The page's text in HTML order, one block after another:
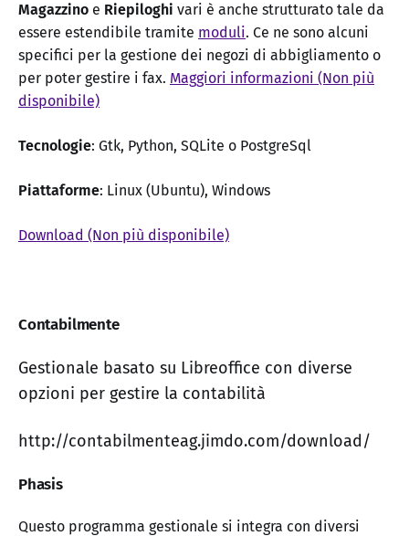
Magazzino e Riepiloghi vari è anche strutturato tale da
essere estendibile tramite moduli. Ce ne sono alcuni
specifici per la gestione dei negozi di abbigliamento o
per poter gestire i fax. Maggiori informazioni (Non più
disponibile)
Tecnologie: Gtk, Python, SQLite o PostgreSql
Piattaforme: Linux (Ubuntu), Windows
Download (Non più disponibile)
Contabilmente
Gestionale basato su Libreoffice con diverse
opzioni per gestire la contabilità
http://contabilmenteag.jimdo.com/download/
Phasis
Questo programma gestionale si integra con diversi